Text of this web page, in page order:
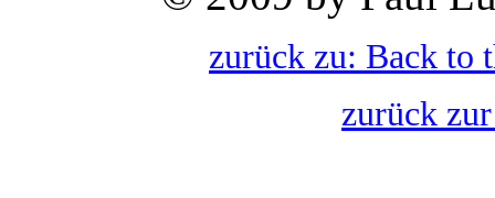
zurück zu: Back to
zurück